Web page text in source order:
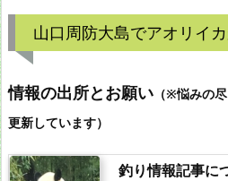
山口周防大島でアオリイ
情報の出所とお願い （※悩みの
更新しています）
釣り情報記事に